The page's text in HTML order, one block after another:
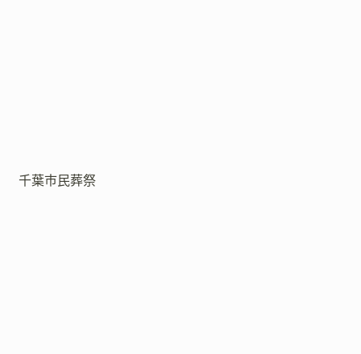
千葉市民葬祭